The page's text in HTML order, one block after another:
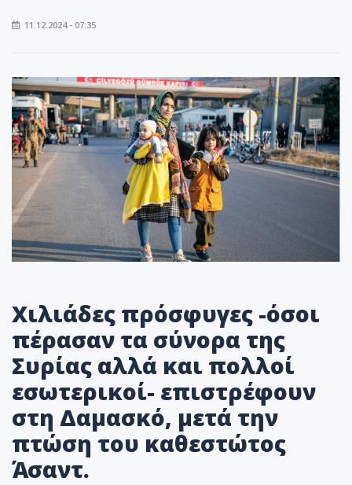
11.12.2024 - 07:35
Χιλιάδες πρόσφυγες -όσοι
πέρασαν τα σύνορα της
Συρίας αλλά και πολλοί
εσωτερικοί- επιστρέφουν
στη Δαμασκό, μετά την
πτώση του καθεστώτος
Άσαντ.